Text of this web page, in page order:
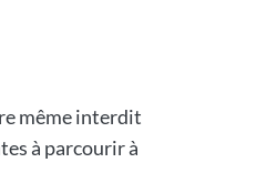
même interdit
à parcourir à